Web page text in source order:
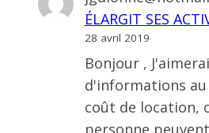
ÉLARGIT SES
28 avril 2019
Bonjour ,
d'informations
coût de location,
personne